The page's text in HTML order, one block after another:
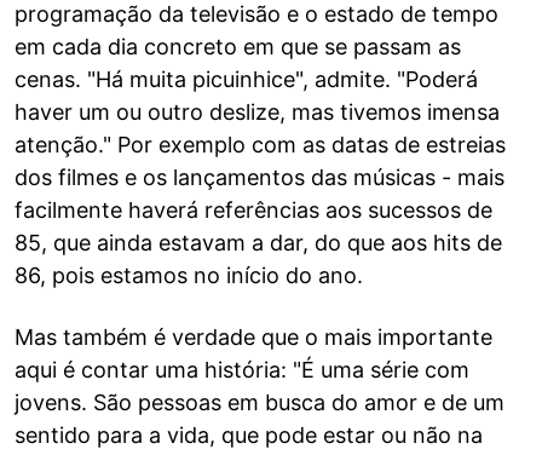
programação da televisão e o estado de tempo
em cada dia concreto em que se passam as
cenas. "Há muita picuinhice", admite. "Poderá
haver um ou outro deslize, mas tivemos imensa
atenção." Por exemplo com as datas de estreias
dos filmes e os lançamentos das músicas - mais
facilmente haverá referências aos sucessos de
85, que ainda estavam a dar, do que aos hits de
86, pois estamos no início do ano.
Mas também é verdade que o mais importante
aqui é contar uma história: "É uma série com
jovens. São pessoas em busca do amor e de um
sentido para a vida, que pode estar ou não na